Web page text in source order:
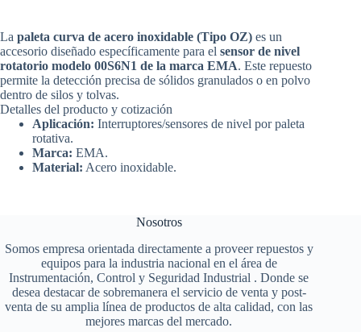
La paleta curva de acero inoxidable (Tipo OZ) es un
accesorio diseñado específicamente para el sensor de nivel
rotatorio modelo 00S6N1 de la marca EMA. Este repuesto
permite la detección precisa de sólidos granulados o en polvo
dentro de silos y tolvas.
Detalles del producto y cotización
Aplicación: Interruptores/sensores de nivel por paleta
rotativa.
Marca: EMA.
Material: Acero inoxidable.
Nosotros
Somos empresa orientada directamente a proveer repuestos y
equipos para la industria nacional en el área de
Instrumentación, Control y Seguridad Industrial . Donde se
desea destacar de sobremanera el servicio de venta y post-
venta de su amplia línea de productos de alta calidad, con las
mejores marcas del mercado.